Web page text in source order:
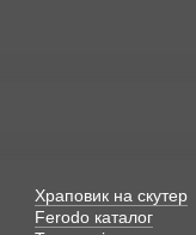
Храповик на скутер
Ferodo каталог